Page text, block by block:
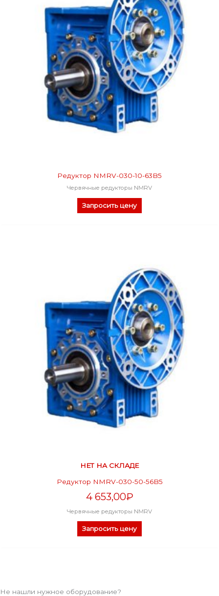
Редуктор NMRV-030-10-63B5
Червячные редукторы NMRV
Запросить цену
НЕТ НА СКЛАДЕ
Редуктор NMRV-030-50-56B5
4 653,00₽
Червячные редукторы NMRV
Запросить цену
Не нашли нужное оборудование?